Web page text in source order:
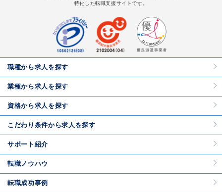
特化した転職支援サイトです。
職種から求人を探す
業種から求人を探す
資格から求人を探す
こだわり条件から求人を探す
サポート紹介
転職ノウハウ
転職成功事例